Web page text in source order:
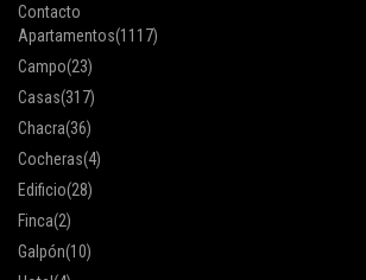
Contacto
Apartamentos(1117)
Campo(23)
Casas(317)
Chacra(36)
Cocheras(4)
Edificio(28)
Finca(2)
Galpón(10)